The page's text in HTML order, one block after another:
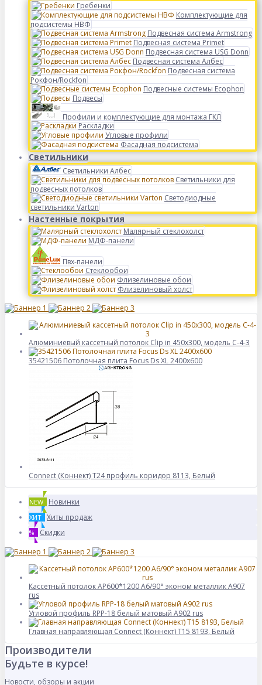
Гребенки
Комплектующие для
подсистемы НВФ
Подвесная система Armstrong
Подвесная система Primet
Подвесная система USG Donn
Подвесная система Албес
Подвесная система
Рокфон/Rockfon
Подвесные системы Ecophon
Подвесы
Профили и комплектующие для монтажа ГКЛ
Раскладки
Угловые профили
Фасадная подсистема
Светильники
Светильники Албес
Светильники для
подвесных потолков
Светодиодные
светильники Varton
Настенные покрытия
Малярный стеклохолст
МДФ-панели
Пвх-панели
Стеклообои
Флизелиновые обои
Флизелиновый холст
Алюминиевый кассетный потолок Clip in 450х300, модель C-4-3
35421506 Потолочная плита Focus Ds XL 2400x600
Connect (Коннект) T24 профиль коридор 8113, Белый
NEW Новинки
ХИТ Хиты продаж
% Скидки
Кассетный потолок AP600*1200 A6/90° эконом металлик А907
rus
Угловой профиль RPP-18 белый матовый A902 rus
Главная направляющая Connect (Коннект) T15 8193, Белый
Производители
Будьте в курсе!
Новости, обзоры и акции